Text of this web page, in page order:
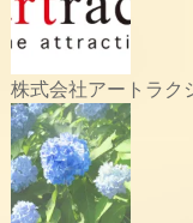
株式会社アートラク